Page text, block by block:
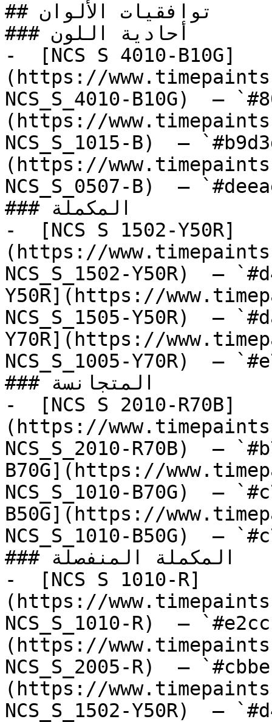
## توافقيات الألوان
### أحادية اللون
-  [NCS S 4010-B10G]
(https://
NCS_S_4010-B10G)  —
(https://
NCS_S_1015-B)  —
(https://
NCS_S_0507-B)  —
### المكملة
-  [NCS S 1502-Y50R]
(https://
NCS_S_1502-Y50R)  —
Y50R](https://
NCS_S_1505-Y50R)  —
Y70R](https://
NCS_S_1005-Y70R)  —
### المتجانسة
-  [NCS S 2010-R70B]
(https://
NCS_S_2010-R70B)  —
B70G](https://
NCS_S_1010-B70G)  —
B50G](https://
NCS_S_1010-B50G)  —
### المكملة المنفصلة
-  [NCS S 1010-R]
(https://
NCS_S_1010-R)  —
(https://
NCS_S_2005-R)  —
(https://
NCS_S_1502-Y50R)  —